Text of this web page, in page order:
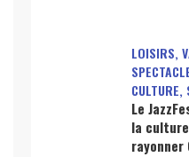
LOISIRS,
CULTURE,
Le
la
rayonner